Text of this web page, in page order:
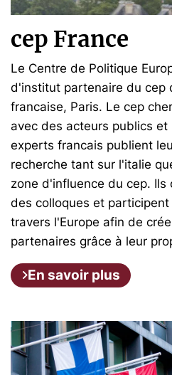
cep France
Le Centre de Politique
d'institut partenaire du cep
francaise, Paris. Le cep
avec des acteurs publics
experts francais publient
recherche tant sur l'italie
zone d'influence du cep. Ils
des colloques et
travers l'Europe afin de
partenaires grâce à leur
En savoir plus